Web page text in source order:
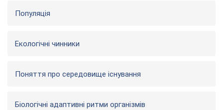
Популяція
Екологічні чинники
Поняття про середовище існування
Біологічні адаптивні ритми організмів